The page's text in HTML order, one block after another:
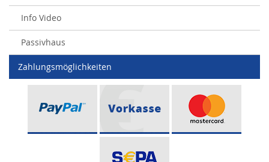
Info Video
Passivhaus
Zahlungsmöglichkeiten